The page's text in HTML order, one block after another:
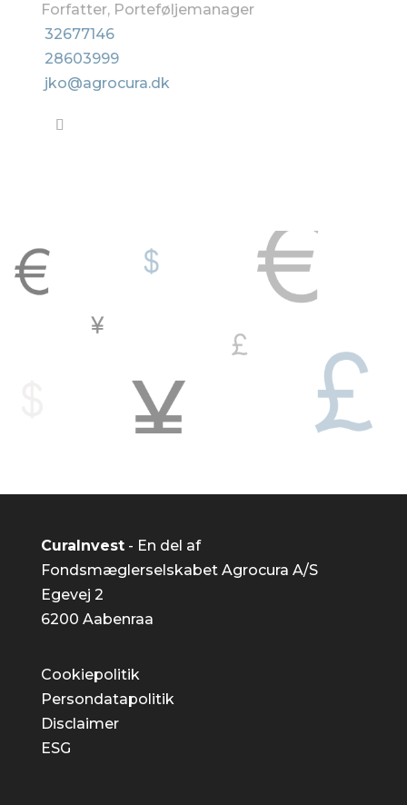
Forfatter, Porteføljemanager
32677146
28603999
jko@agrocura.dk
CuraInvest- En del af
Fondsmæglerselskabet Agrocura A/S
Egevej 2
6200 Aabenraa
Cookiepolitik
Persondatapolitik
Disclaimer
ESG